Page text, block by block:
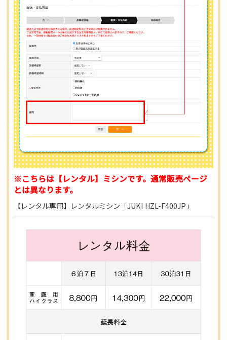
※こちらは【レンタル】ミシンです。通常販売ページ
とは異なります。
【レンタル専用】レンタルミシン「JUKI HZL-F400JP」